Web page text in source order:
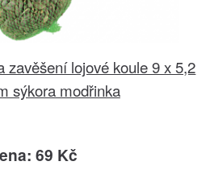
zavěšení lojové koule 9 x 5,2
sýkora modřinka
69 Kč